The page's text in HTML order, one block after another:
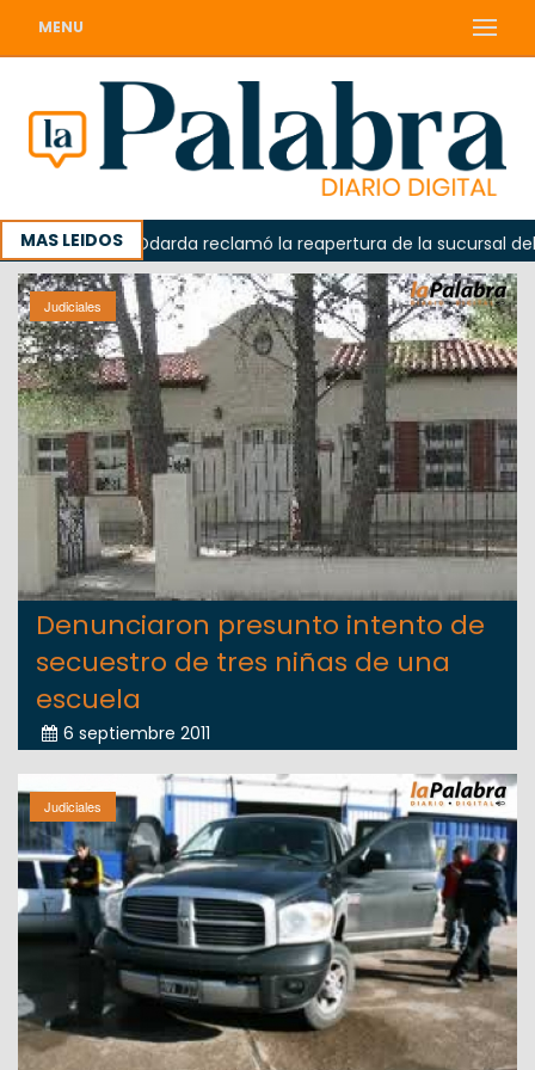
MENU
MAS LEIDOSOdarda reclamó la reapertura de la sucursal del
Judiciales
Denunciaron presunto intento de
secuestro de tres niñas de una
escuela
6 septiembre 2011
Judiciales